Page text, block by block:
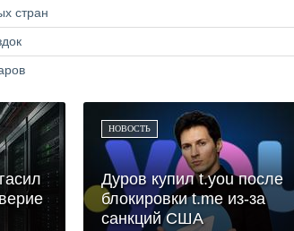
стран
НОВОСТЬ
Дуров купил t.you после
блокировки t.me из-за
санкций США